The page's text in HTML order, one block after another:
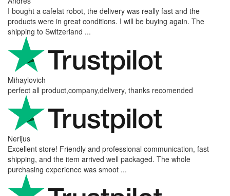
I bought a cafelat robot, the delivery was really fast and the
products were in great conditions. I will be buying again. The
shipping to Switzerland ...
Mihaylovich
perfect all product,company,delivery, thanks recomended
Nerijus
Excellent store! Friendly and professional communication, fast
shipping, and the item arrived well packaged. The whole
purchasing experience was smoot ...